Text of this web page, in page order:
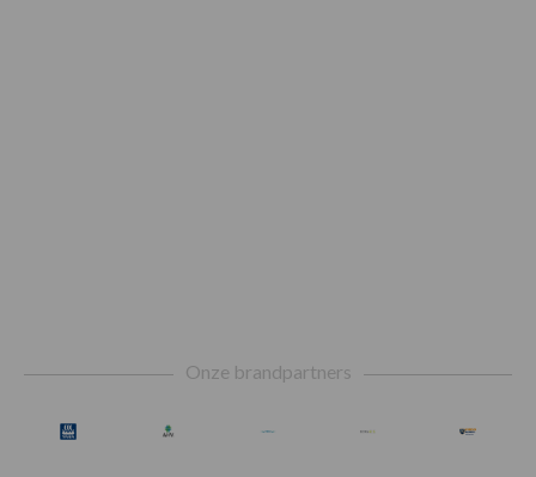
Onze brandpartners